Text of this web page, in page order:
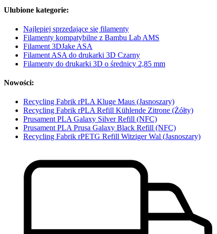
Ulubione kategorie:
Najlepiej sprzedające się filamenty
Filamenty kompatybilne z Bambu Lab AMS
Filament 3DJake ASA
Filament ASA do drukarki 3D Czarny
Filamenty do drukarki 3D o średnicy 2,85 mm
Nowości:
Recycling Fabrik rPLA Kluge Maus (Jasnoszary)
Recycling Fabrik rPLA Refill Kühlende Zitrone (Żółty)
Prusament PLA Galaxy Silver Refill (NFC)
Prusament PLA Prusa Galaxy Black Refill (NFC)
Recycling Fabrik rPETG Refill Witziger Wal (Jasnoszary)